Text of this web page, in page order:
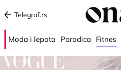
Telegraf.rs
Moda i lepota Porodica Fitnes